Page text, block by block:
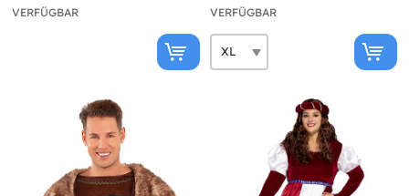
VERFÜGBAR VERFÜGBAR